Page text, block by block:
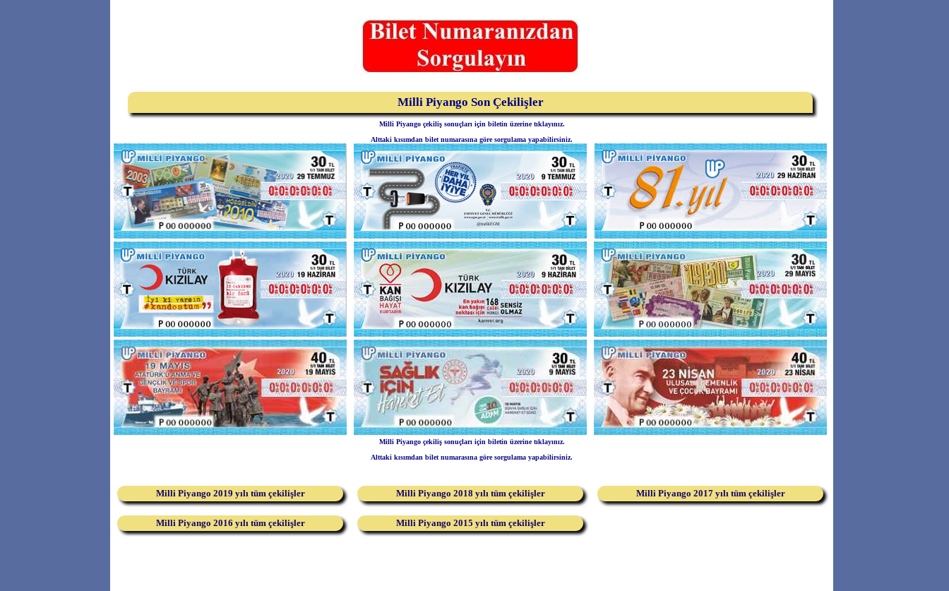
Milli Piyango Son Çekilişler
Milli Piyango çekiliş sonuçları için biletin üzerine tıklayınız.
Alttaki kısımdan bilet numarasına göre sorgulama yapabilirsiniz.
Milli Piyango çekiliş sonuçları için biletin üzerine tıklayınız.
Alttaki kısımdan bilet numarasına göre sorgulama yapabilirsiniz.
Milli Piyango 2019 yılı tüm çekilişler Milli Piyango 2018 yılı tüm çekilişler Milli Piyango 2017 yılı tüm çekilişler
Milli Piyango 2016 yılı tüm çekilişler Milli Piyango 2015 yılı tüm çekilişler